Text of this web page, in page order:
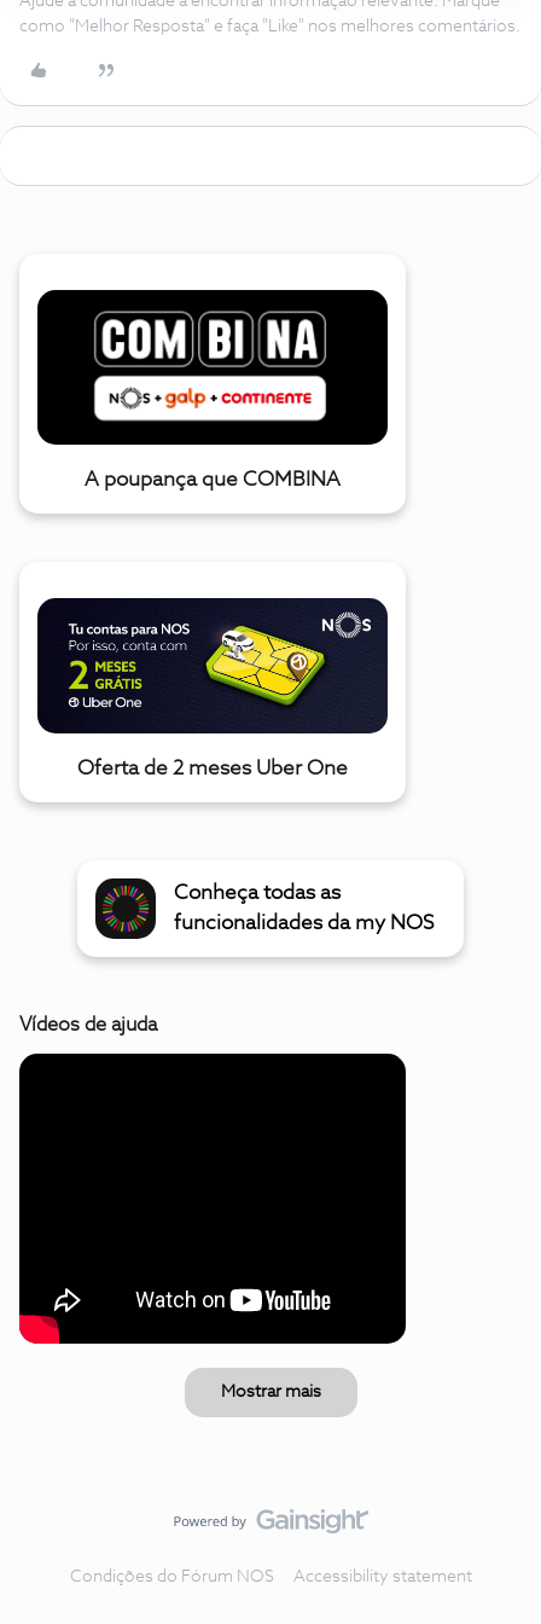
como "Melhor Resposta" e faça "Like" nos melhores comentários.
A poupança que COMBINA
Oferta de 2 meses Uber One
Conheça todas as
funcionalidades da my NOS
Vídeos de ajuda
Mostrar mais
Condições do Fórum NOS Accessibility statement